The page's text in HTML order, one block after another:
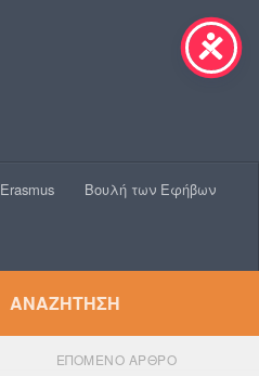
Erasmus Βουλή των Εφήβων
ΑΝΑΖΉΤΗΣΗ
ΕΠΌΜΕΝΟ ΆΡΘΡΟ